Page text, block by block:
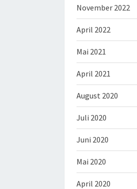
November 2022
April 2022
Mai 2021
April 2021
August 2020
Juli 2020
Juni 2020
Mai 2020
April 2020